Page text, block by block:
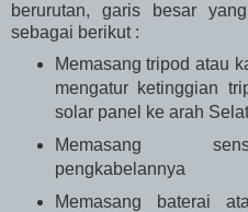
berurutan, garis besar
sebagai berikut :
Memasang tripod atau
mengatur ketinggian
solar panel ke arah
Memasang
pengkabelannya
Memasang baterai